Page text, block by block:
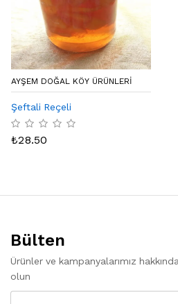
AYŞEM DOĞAL KÖY ÜRÜNLERİ
Şeftali Reçeli
₺28.50
Bülten
Ürünler ve kampanyalarımız
olun